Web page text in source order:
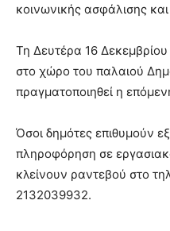
κοινωνικής ασφάλισης
Τη Δευτέρα 16
στο χώρο του παλαιού
πραγματοποιηθεί η
Όσοι δημότες επιθυμούν
πληροφόρηση σε
κλείνουν ραντεβού στο
2132039932.